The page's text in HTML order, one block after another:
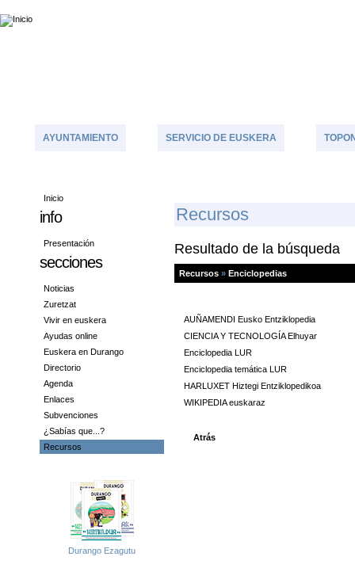
AYUNTAMIENTO SERVICIO DE EUSKERA
Inicio
info
Presentación
secciones
Noticias
Zuretzat
Vivir en euskera
Ayudas online
Euskera en Durango
Directorio
Agenda
Enlaces
Subvenciones
¿Sabías que...?
Recursos
Durango Ezagutu
REcursos
Resultado de la búsqueda
Recursos » Enciclopedias
AUÑAMENDI Eusko Entziklopedia
CIENCIA Y TECNOLOGÍA Elhuyar
Enciclopedia LUR
Enciclopedia temática LUR
HARLUXET Hiztegi Entziklopedikoa
WIKIPEDIA euskaraz
Atrás